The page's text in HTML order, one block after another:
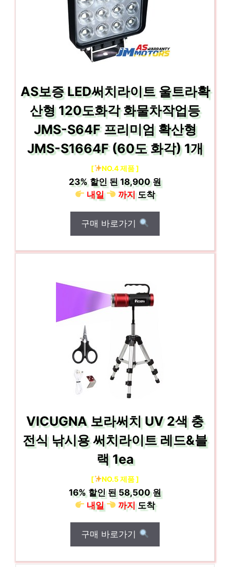
AS보증 LED써치라이트 울트라확
산형 120도화각 화물차작업등
JMS-S64F 프리미엄 확산형
JMS-S1664F (60도 화각) 1개
[ NO.4 제품 ]
23% 할인 된18,900 원
내일
까지도착
구매 바로가기
VICUGNA 보라써치 UV 2색 충
전식 낚시용 써치라이트 레드&블
랙 1ea
[ NO.5 제품 ]
16% 할인 된58,500 원
내일
까지도착
구매 바로가기